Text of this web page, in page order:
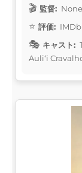
監督: None
評価: IMDb
キャスト:
Auliʻi